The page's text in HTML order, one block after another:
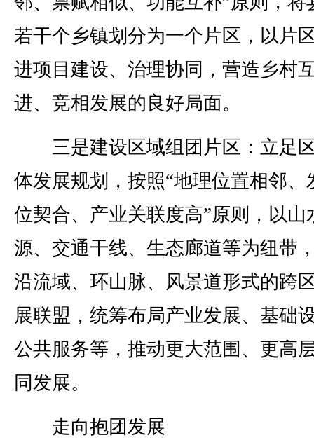
若干个乡镇划分为一个片区，以片
进项目建设、治理协同，营造乡村
进、竞相发展的良好局面。
三是建设区域组团片区：立足
体发展规划，按照“地理位置相邻、
位契合、产业关联度高”原则，以山
源、交通干线、生态廊道等为纽带
沿流域、环山脉、风景道形式的跨
展联盟，统筹布局产业发展、基础
公共服务等，推动更大范围、更高
同发展。
走向抱团发展